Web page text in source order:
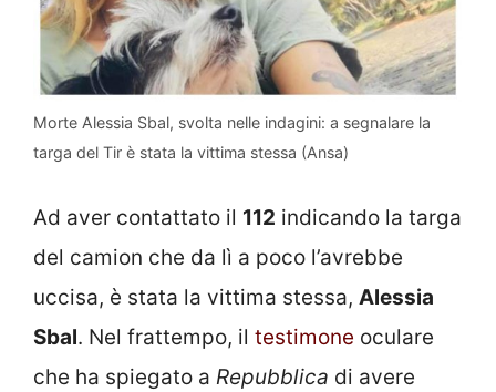
Morte Alessia Sbal, svolta nelle indagini: a segnalare la
targa del Tir è stata la vittima stessa (Ansa)
Ad aver contattato il 112 indicando la targa
del camion che da lì a poco l’avrebbe
uccisa, è stata la vittima stessa, Alessia
Sbal. Nel frattempo, il testimone oculare
che ha spiegato a Repubblica di avere